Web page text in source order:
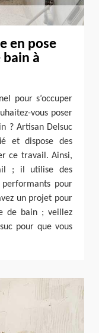
en pose
bain à
pour s’occuper
vous poser
? Artisan Delsuc
et dispose des
ce travail. Ainsi,
; il utilise des
pour
un projet pour
de bain ; veillez
pour que vous